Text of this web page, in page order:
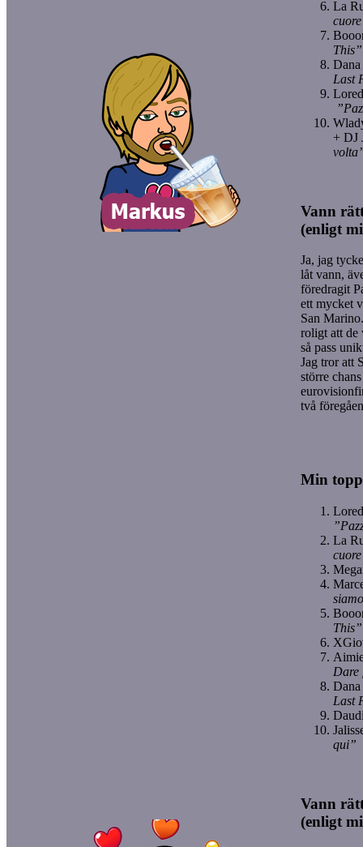
La
This”
Last
+ DJ
Vann
(enligt
Ja, jag
låt vann,
föredragit
ett mycket
San
roligt att de
så pass
Jag tror att
större
två
Min
La
This”
Dare
Last
qui”
Vann
(enligt